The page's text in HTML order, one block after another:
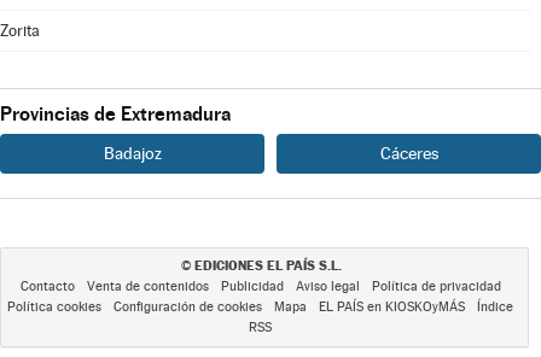
Zorita
Provincias de Extremadura
Badajoz Cáceres
© EDICIONES EL PAÍS S.L.
Contacto Venta de contenidos Publicidad Aviso legal
Política de privacidad
Política cookies
Configuración de cookies Mapa EL PAÍS en KIOSKOyMÁS
Índice
RSS